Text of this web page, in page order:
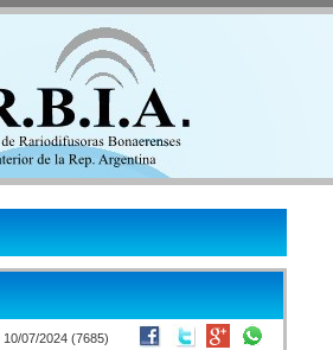
10/07/2024 (7685)